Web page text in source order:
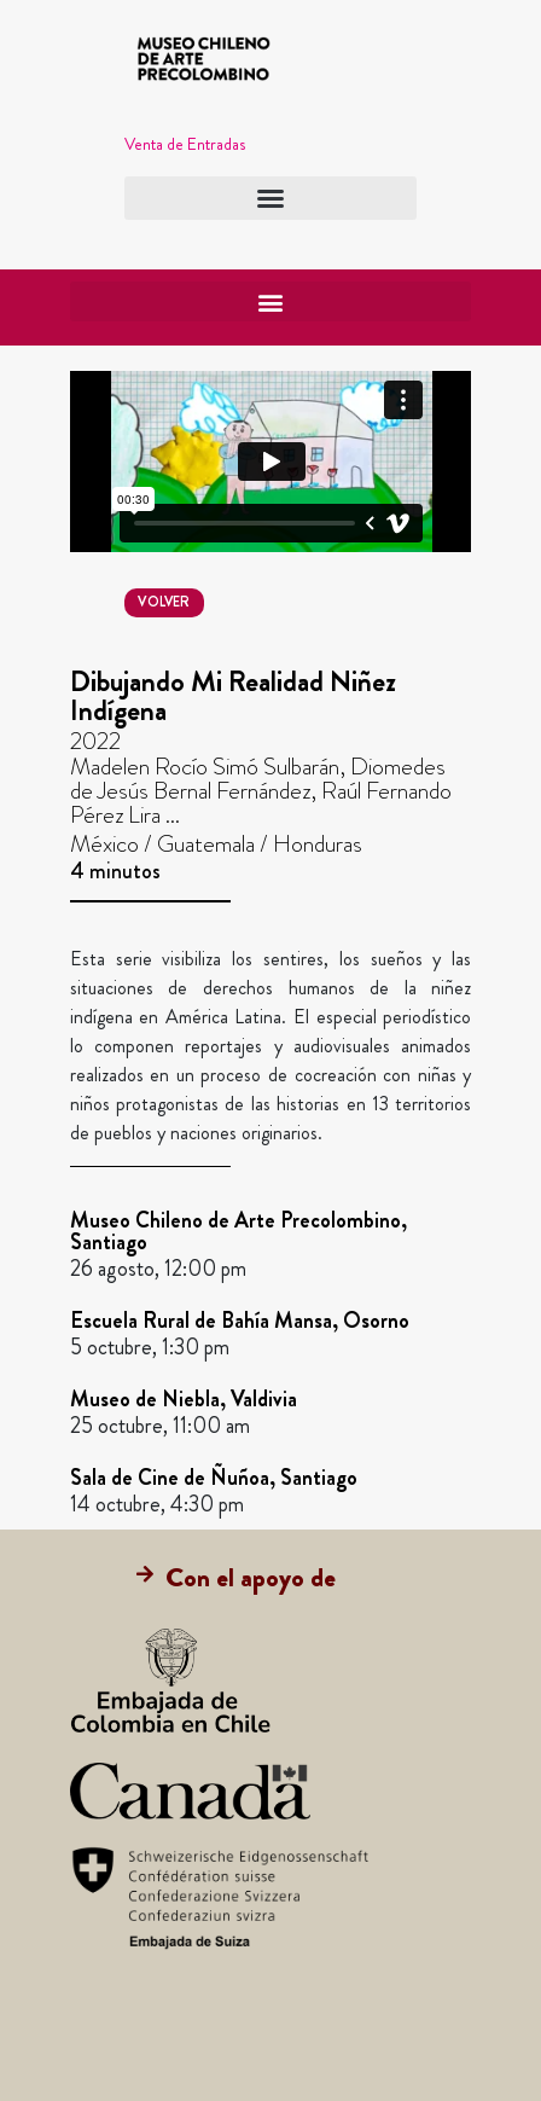
Venta de Entradas
VOLVER
Dibujando Mi Realidad Niñez
Indígena
2022
Madelen Rocío Simó Sulbarán, Diomedes
de Jesús Bernal Fernández, Raúl Fernando
Pérez Lira ...
México / Guatemala / Honduras
4 minutos
Esta serie visibiliza los sentires, los sueños y las
situaciones de derechos humanos de la niñez
indígena en América Latina. El especial periodístico
lo componen reportajes y audiovisuales animados
realizados en un proceso de cocreación con niñas y
niños protagonistas de las historias en 13 territorios
de pueblos y naciones originarios.
Museo Chileno de Arte Precolombino,
Santiago
26 agosto, 12:00 pm
Escuela Rural de Bahía Mansa, Osorno
5 octubre, 1:30 pm
Museo de Niebla, Valdivia
25 octubre, 11:00 am
Sala de Cine de Ñuñoa, Santiago
14 octubre, 4:30 pm
Con el apoyo de